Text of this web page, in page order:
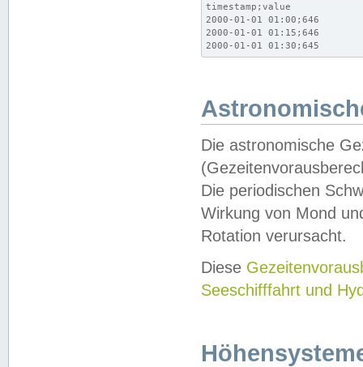
timestamp;value
2000-01-01 01:00;646
2000-01-01 01:15;646
2000-01-01 01:30;645
Die astronomische
Die periodischen
Wirkung von Mond
Rotation verursacht.
Diese
Seeschifffahrt und